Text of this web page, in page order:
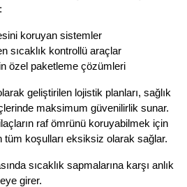
koruyan sistemler
sıcaklık kontrollü araçlar
özel paketleme çözümleri
geliştirilen lojistik planları, sağlık
maksimum güvenilirlik sunar.
raf ömrünü koruyabilmek için
tüm koşulları eksiksiz olarak sağlar.
sıcaklık sapmalarına karşı anlık
girer.